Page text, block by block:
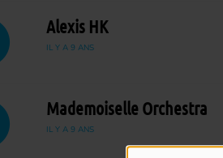
Alexis HK
IL Y A 9 ANS
Mademoiselle Orchestra
IL Y A 9 ANS